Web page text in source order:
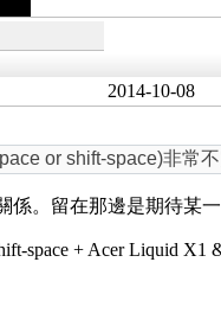
2014-10-08
or shift-space)非常
係。留在那邊是期待某一
space + Acer Liquid X1